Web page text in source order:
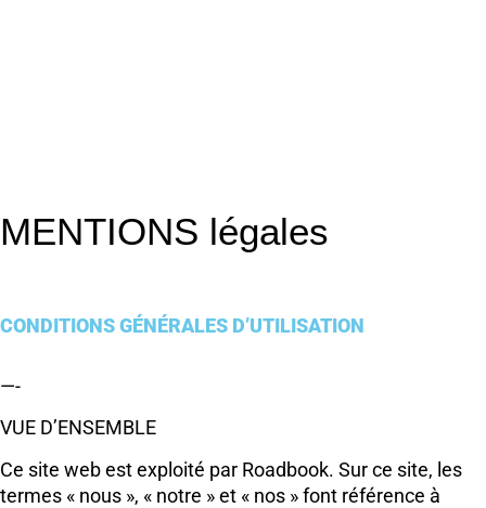
MENTIONS légales
CONDITIONS GÉNÉRALES D’UTILISATION
—-
VUE D’ENSEMBLE
Ce site web est exploité par Roadbook. Sur ce site, les
termes « nous », « notre » et « nos » font référence à